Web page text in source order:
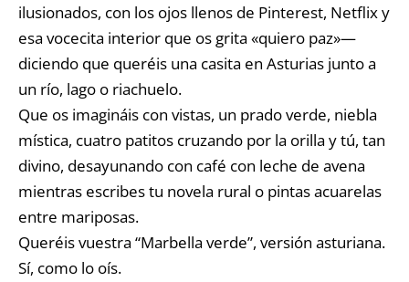
ilusionados, con los ojos llenos de Pinterest, Netflix y
esa vocecita interior que os grita «quiero paz»—
diciendo que queréis una casita en Asturias junto a
un río, lago o riachuelo.
Que os imagináis con vistas, un prado verde, niebla
mística, cuatro patitos cruzando por la orilla y tú, tan
divino, desayunando con café con leche de avena
mientras escribes tu novela rural o pintas acuarelas
entre mariposas.
Queréis vuestra “Marbella verde”, versión asturiana.
Sí, como lo oís.